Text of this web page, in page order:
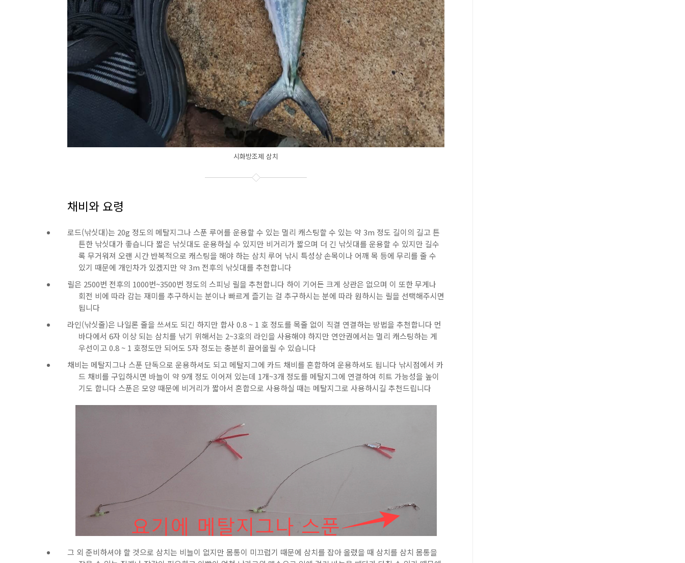
시화방조제 삼치
채비와 요령
로드(낚싯대)는 20g 정도의 메탈지그나 스푼 루어를 운용할 수 있는 멀리 캐스팅할 수 있는 약 3m 정도 길이의 길고 튼
튼한 낚싯대가 좋습니다 짧은 낚싯대도 운용하실 수 있지만 비거리가 짧으며 더 긴 낚싯대를 운용할 수 있지만 길수
록 무거워져 오랜 시간 반복적으로 캐스팅을 해야 하는 삼치 루어 낚시 특성상 손목이나 어깨 목 등에 무리를 줄 수
있기 때문에 개인차가 있겠지만 약 3m 전후의 낚싯대를 추천합니다
릴은 2500번 전후의 1000번~3500번 정도의 스피닝 릴을 추천합니다 하이 기어든 크게 상관은 없으며 이 또한 무게나
회전 비에 따라 감는 재미를 추구하시는 분이나 빠르게 즐기는 걸 추구하시는 분에 따라 원하시는 릴을 선택해주시면
됩니다
라인(낚싯줄)은 나일론 줄을 쓰셔도 되긴 하지만 합사 0.8 ~ 1 호 정도를 목줄 없이 직결 연결하는 방법을 추천합니다 먼
바다에서 6자 이상 되는 삼치를 낚기 위해서는 2~3호의 라인을 사용해야 하지만 연안권에서는 멀리 캐스팅하는 게
우선이고 0.8 ~ 1 호정도만 되어도 5자 정도는 충분히 끌어올릴 수 있습니다
채비는 메탈지그나 스푼 단독으로 운용하셔도 되고 메탈지그에 카드 채비를 혼합하여 운용하셔도 됩니다 낚시점에서 카
드 채비를 구입하시면 바늘이 약 9개 정도 이어져 있는데 1개~3개 정도를 메탈지그에 연결하여 히트 가능성을 높이
기도 합니다 스푼은 모양 때문에 비거리가 짧아서 혼합으로 사용하실 때는 메탈지그로 사용하시길 추천드립니다
그 외 준비하셔야 할 것으로 삼치는 비늘이 없지만 몸통이 미끄럽기 때문에 삼치를 잡아 올렸을 때 삼치를 삼치 몸통을